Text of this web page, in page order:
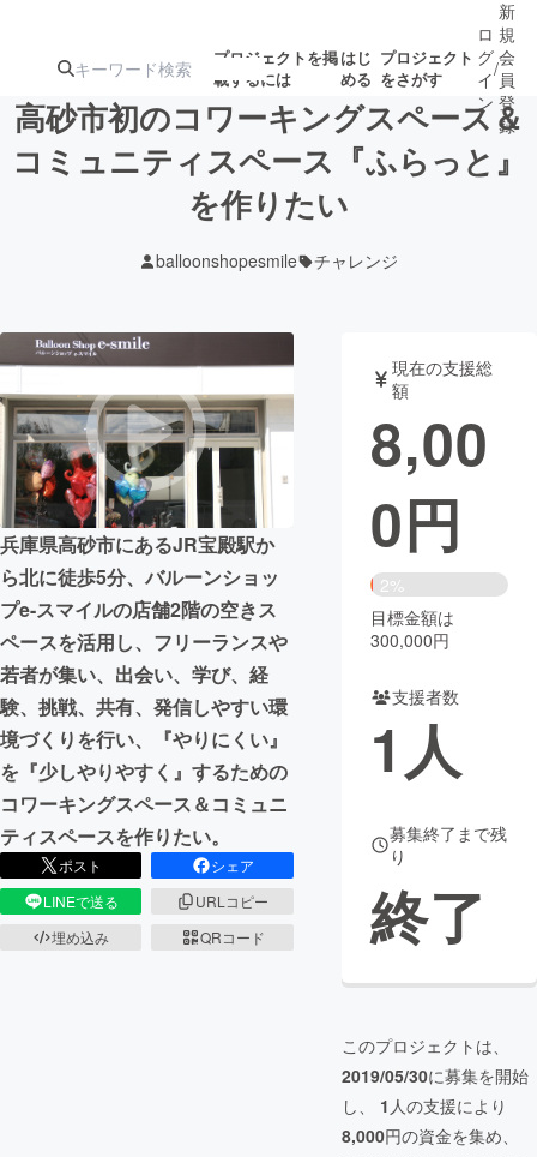
プロジェクトを掲
載するには
はじ
める
プロジェクト
をさがす
注目の新着プロ
ジェクト
募集終了が近いプ
映像・映画 書籍・雑誌
ビジネス・起業 チャレンジ
まちづくり・地域活性化
CAMPFIRE for Social Good
CAMPFIRE Creation
CAMPFIREふるさと納税machi-ya コミュニティ
ロ
グ
イ
ン
/
新
規
会
員
登
録
高砂市初のコワーキングスペース＆
コミュニティスペース『ふらっと』
を作りたい
balloonshopesmile チャレンジ
兵庫県高砂市にあるJR宝殿駅か
ら北に徒歩5分、バルーンショッ
プe-スマイルの店舗2階の空きス
ペースを活用し、フリーランスや
若者が集い、出会い、学び、経
験、挑戦、共有、発信しやすい環
境づくりを行い、『やりにくい』
を『少しやりやすく』するための
コワーキングスペース＆コミュニ
ティスペースを作りたい。
ポスト
シェア
LINEで送る
URLコピー
埋め込み
QRコード
現在の支援総
額
8,00
0円
2%
目標金額は
300,000円
支援者数
1人
募集終了まで残
り
終了
このプロジェクトは、
2019/05/30に募集を開始
し、 1 人の支援により
8,000円の資金を集め、